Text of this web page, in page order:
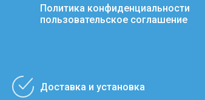
Политика конфиденциальности
пользовательское соглашение
Доставка и установка